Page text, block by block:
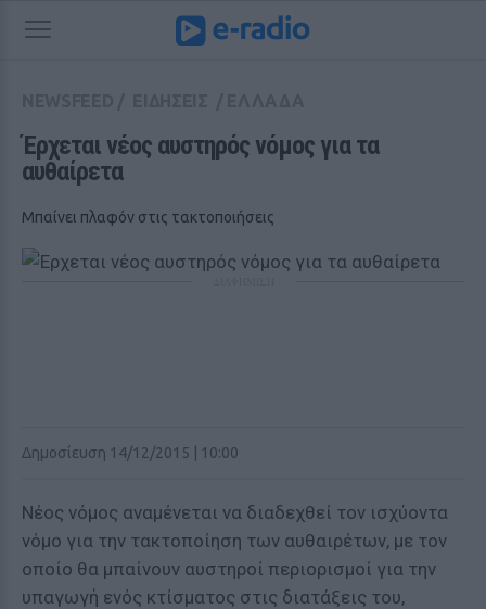
Έρχεται νέος αυστηρός νόμος για τα
αυθαίρετα
Μπαίνει πλαφόν στις τακτοποιήσεις
Δημοσίευση 14/12/2015 | 10:00
Νέος νόμος αναμένεται να διαδεχθεί τον ισχύοντα
νόμο για την τακτοποίηση των αυθαιρέτων, με τον
οποίο θα μπαίνουν αυστηροί περιορισμοί για την
υπαγωγή ενός κτίσματος στις διατάξεις του,